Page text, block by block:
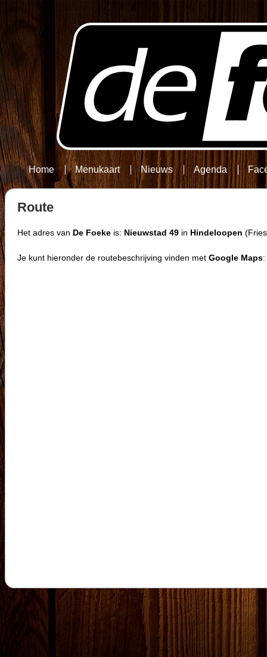
Home Menukaart Nieuws Agenda
Route
Het adres van De Foeke is: Nieuwstad 49 in Hindeloopen
Je kunt hieronder de routebeschrijving vinden met Google Maps: